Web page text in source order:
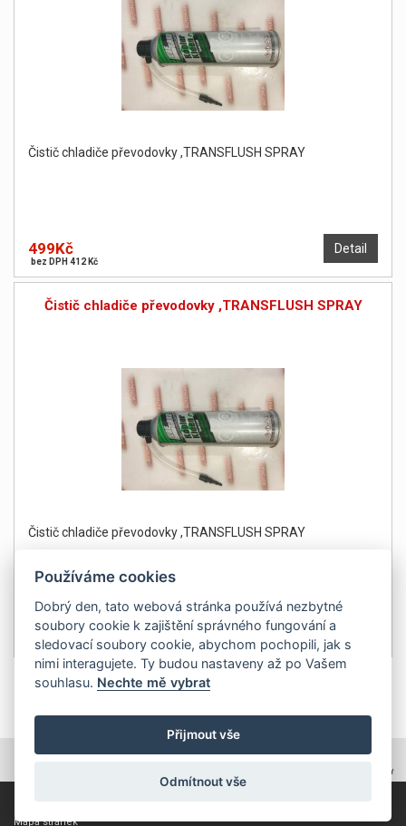
Čistič chladiče převodovky ,TRANSFLUSH SPRAY
Detail
499Kč
bez DPH 412 Kč
Čistič chladiče převodovky ,TRANSFLUSH SPRAY
Čistič chladiče převodovky ,TRANSFLUSH SPRAY
Detail
499Kč
bez DPH 412 Kč
1
Mapa stránek
TOPWEBY - webhosting, domény, tvorba www
Používáme cookies
Dobrý den, tato webová stránka používá nezbytné
soubory cookie k zajištění správného fungování a
sledovací soubory cookie, abychom pochopili, jak s
nimi interagujete. Ty budou nastaveny až po Vašem
souhlasu. Nechte mě vybrat
Přijmout vše
Odmítnout vše